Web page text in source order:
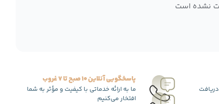
نشده است
پاسخگویی آنلاین 10 صبح تا 7 غروب
ما به ارائه خدماتی با کیفیت و مؤثر به شما
افتخار می‌کنیم